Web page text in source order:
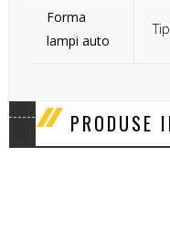
Forma
lampi auto
PRODUSE
‹